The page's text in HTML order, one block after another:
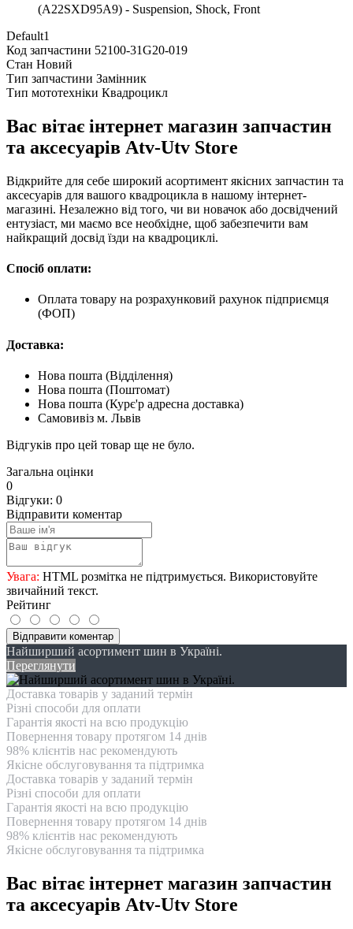
(A22SXD95A9) - Suspension, Shock, Front
Default1
Код запчастини 52100-31G20-019
Стан Новий
Тип запчастини Замінник
Тип мототехніки Квадроцикл
Вас вітає інтернет магазин запчастин
та аксесуарів Atv-Utv Store
Відкрийте для себе широкий асортимент якісних запчастин та
аксесуарів для вашого квадроцикла в нашому інтернет-
магазині. Незалежно від того, чи ви новачок або досвідчений
ентузіаст, ми маємо все необхідне, щоб забезпечити вам
найкращий досвід їзди на квадроциклі.
Спосіб оплати:
Оплата товару на розрахунковий рахунок підприємця
(ФОП)
Доставка:
Нова пошта (Відділення)
Нова пошта (Поштомат)
Нова пошта (Курє'р адресна доставка)
Самовивіз м. Львів
Відгуків про цей товар ще не було.
Загальна оцінки
0
Відгуки: 0
Відправити коментар
Увага: HTML розмітка не підтримується. Використовуйте
звичайний текст.
Рейтинг
Відправити коментар
Найширший асортимент шин в Україні.
Переглянути
Доставка товарів у заданий термін
Різні способи для оплати
Гарантія якості на всю продукцію
Повернення товару протягом 14 днів
98% клієнтів нас рекомендують
Якісне обслуговування та підтримка
Доставка товарів у заданий термін
Різні способи для оплати
Гарантія якості на всю продукцію
Повернення товару протягом 14 днів
98% клієнтів нас рекомендують
Якісне обслуговування та підтримка
Вас вітає інтернет магазин запчастин
та аксесуарів Atv-Utv Store